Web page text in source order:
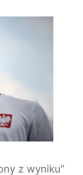
z wyniku”